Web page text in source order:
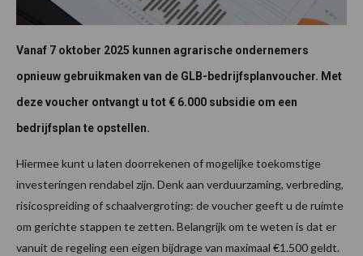
Vanaf 7 oktober 2025 kunnen agrarische ondernemers
opnieuw gebruikmaken van de GLB-bedrijfsplanvoucher. Met
deze voucher ontvangt u tot € 6.000 subsidie om een
bedrijfsplan te opstellen.
Hiermee kunt u laten doorrekenen of mogelijke toekomstige
investeringen rendabel zijn. Denk aan verduurzaming, verbreding,
risicospreiding of schaalvergroting: de voucher geeft u de ruimte
om gerichte stappen te zetten. Belangrijk om te weten is dat er
vanuit de regeling een eigen bijdrage van maximaal €1.500 geldt.